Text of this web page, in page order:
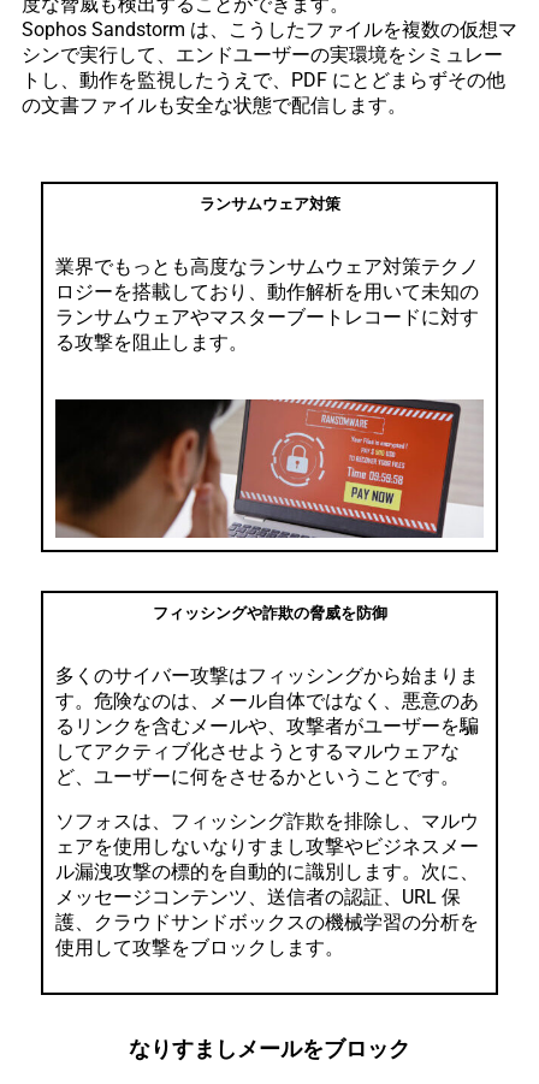
Sophos Sandstorm は、こうしたファイルを複数の仮想マ
シンで実行して、エンドユーザーの実環境をシミュレー
トし、動作を監視したうえで、PDF にとどまらずその他
の文書ファイルも安全な状態で配信します。
ランサムウェア対策
業界でもっとも高度なランサムウェア対策テクノ
ロジーを搭載しており、動作解析を用いて未知の
ランサムウェアやマスターブートレコードに対す
る攻撃を阻止します。
フィッシングや詐欺の脅威を防御
多くのサイバー攻撃はフィッシングから始まりま
す。危険なのは、メール自体ではなく、悪意のあ
るリンクを含むメールや、攻撃者がユーザーを騙
してアクティブ化させようとするマルウェアな
ど、ユーザーに何をさせるかということです。
ソフォスは、フィッシング詐欺を排除し、マルウ
ェアを使用しないなりすまし攻撃やビジネスメー
ル漏洩攻撃の標的を自動的に識別します。次に、
メッセージコンテンツ、送信者の認証、URL 保
護、クラウドサンドボックスの機械学習の分析を
使用して攻撃をブロックします。
なりすましメールをブロック